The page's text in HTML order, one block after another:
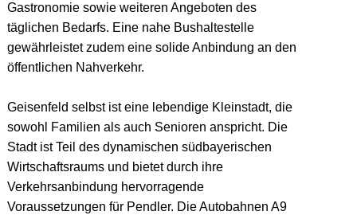
Gastronomie sowie weiteren Angeboten des
täglichen Bedarfs. Eine nahe Bushaltestelle
gewährleistet zudem eine solide Anbindung an den
öffentlichen Nahverkehr.
Geisenfeld selbst ist eine lebendige Kleinstadt, die
sowohl Familien als auch Senioren anspricht. Die
Stadt ist Teil des dynamischen südbayerischen
Wirtschaftsraums und bietet durch ihre
Verkehrsanbindung hervorragende
Voraussetzungen für Pendler. Die Autobahnen A9